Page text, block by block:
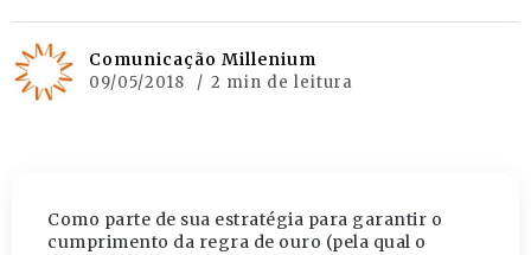
Comunicação Millenium
09/05/2018 2 min de leitura
Como parte de sua estratégia para garantir o
cumprimento da regra de ouro (pela qual o